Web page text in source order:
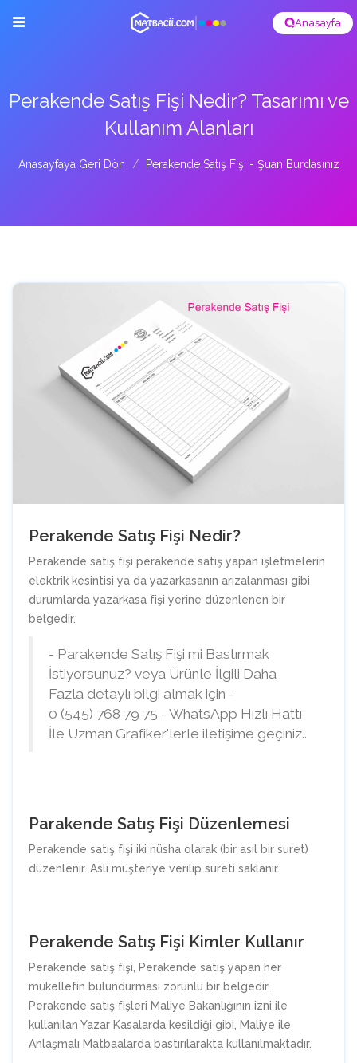
Anasayfa
Perakende Satış Fişi Nedir? Tasarımı ve
Kullanım Alanları
Anasayfaya Geri Dön Perakende Satış Fişi - Şuan Burdasınız
Perakende Satış Fişi Nedir?
Perakende satış fişi perakende satış yapan işletmelerin
elektrik kesintisi ya da yazarkasanın arızalanması gibi
durumlarda yazarkasa fişi yerine düzenlenen bir
belgedir.
- Parakende Satış Fişi mi Bastırmak
İstiyorsunuz? veya Ürünle İlgili Daha
Fazla detaylı bilgi almak için -
0 (545) 768 79 75 - WhatsApp Hızlı Hattı
İle Uzman Grafiker'lerle iletişime geçiniz..
Parakende Satış Fişi Düzenlemesi
Perakende satış fişi iki nüsha olarak (bir asıl bir suret)
düzenlenir. Aslı müşteriye verilip sureti saklanır.
Perakende Satış Fişi Kimler Kullanır
Perakende satış fişi, Perakende satış yapan her
mükellefin bulundurması zorunlu bir belgedir.
Perakende satış fişleri Maliye Bakanlığının izni ile
kullanılan Yazar Kasalarda kesildiği gibi, Maliye ile
Anlaşmalı Matbaalarda bastırılarakta kullanılmaktadır.